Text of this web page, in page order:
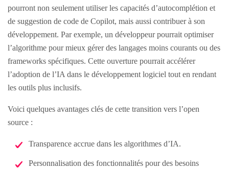
pourront non seulement utiliser les capacités d’autocomplétion et
de suggestion de code de Copilot, mais aussi contribuer à son
développement. Par exemple, un développeur pourrait optimiser
l’algorithme pour mieux gérer des langages moins courants ou des
frameworks spécifiques. Cette ouverture pourrait accélérer
l’adoption de l’IA dans le développement logiciel tout en rendant
les outils plus inclusifs.
Voici quelques avantages clés de cette transition vers l’open
source :
Transparence accrue dans les algorithmes d’IA.
Personnalisation des fonctionnalités pour des besoins